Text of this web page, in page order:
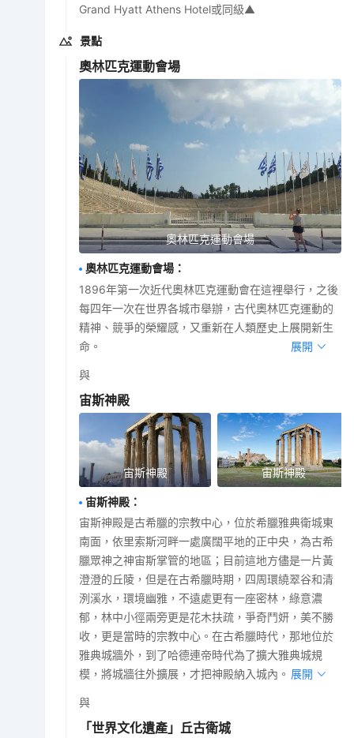
Grand Hyatt Athens Hotel或同級▲
景點
奧林匹克運動會場
奧林匹克運動會場
奧林匹克運動會場 ：
1896年第一次近代奧林匹克運動會在這裡舉行，之後
每四年一次在世界各城市舉辦，古代奧林匹克運動的
精神、競爭的榮耀感，又重新在人類歷史上展開新生
命。
展開
與
宙斯神殿
宙斯神殿 宙斯神殿
宙斯神殿 ：
宙斯神殿是古希臘的宗教中心，位於希臘雅典衛城東
南面，依里索斯河畔一處廣闊平地的正中央，為古希
臘眾神之神宙斯掌管的地區；目前這地方儘是一片黃
澄澄的丘陵，但是在古希臘時期，四周環繞翠谷和清
洌溪水，環境幽雅，不遠處更有一座密林，綠意濃
郁，林中小徑兩旁更是花木扶疏，爭奇鬥妍，美不勝
收，更是當時的宗教中心。在古希臘時代，那地位於
雅典城牆外，到了哈德連帝時代為了擴大雅典城規
模，將城牆往外擴展，才把神殿納入城內。 展開
與
「世界文化遺產」丘古衛城